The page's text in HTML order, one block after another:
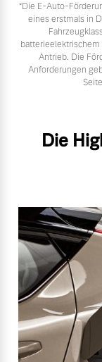
*Die E‑Auto-
eines erstmals in
Antrieb. Die
Anforderungen
Die